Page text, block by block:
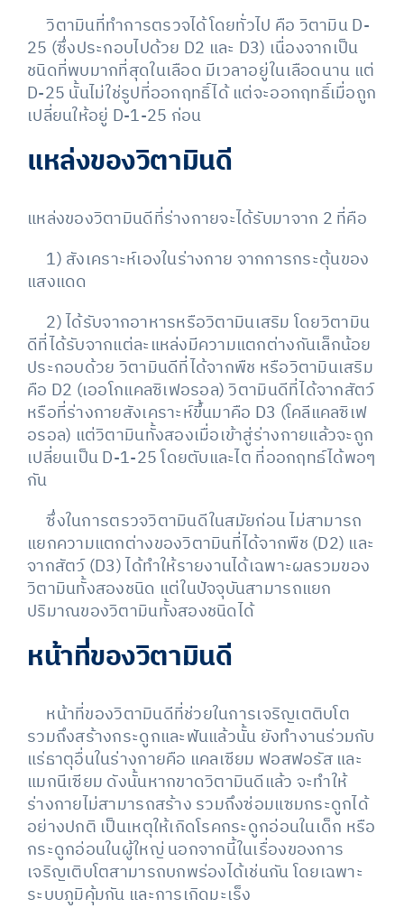
วิตามินที่ทำการตรวจได้โดยทั่วไป คือ วิตามิน D-
25 (ซึ่งประกอบไปด้วย D2 และ D3) เนื่องจากเป็น
ชนิดที่พบมากที่สุดในเลือด มีเวลาอยู่ในเลือดนาน แต่
D-25 นั้นไม่ใช่รูปที่ออกฤทธิ์ได้ แต่จะออกฤทธิ์เมื่อถูก
เปลี่ยนให้อยู่ D-1-25 ก่อน
แหล่งของวิตามินดี
แหล่งของวิตามินดีที่ร่างกายจะได้รับมาจาก 2 ที่คือ
1) สังเคราะห์เองในร่างกาย จากการกระตุ้นของ
แสงแดด
2) ได้รับจากอาหารหรือวิตามินเสริม โดยวิตามิน
ดีที่ได้รับจากแต่ละแหล่งมีความแตกต่างกันเล็กน้อย
ประกอบด้วย วิตามินดีที่ได้จากพืช หรือวิตามินเสริม
คือ D2 (เออโกแคลซิเฟอรอล) วิตามินดีที่ได้จากสัตว์
หรือที่ร่างกายสังเคราะห์ขึ้นมาคือ D3 (โคลีแคลซิเฟ
อรอล) แต่วิตามินทั้งสองเมื่อเข้าสู่ร่างกายแล้วจะถูก
เปลี่ยนเป็น D-1-25 โดยตับและไต ที่ออกฤทธ์ได้พอๆ
กัน
ซึ่งในการตรวจวิตามินดีในสมัยก่อน ไม่สามารถ
แยกความแตกต่างของวิตามินที่ได้จากพืช (D2) และ
จากสัตว์ (D3) ได้ทำให้รายงานได้เฉพาะผลรวมของ
วิตามินทั้งสองชนิด แต่ในปัจจุบันสามารถแยก
ปริมาณของวิตามินทั้งสองชนิดได้
หน้าที่ของวิตามินดี
หน้าที่ของวิตามินดีที่ช่วยในการเจริญเตติบโต
รวมถึงสร้างกระดูกและฟันแล้วนั้น ยังทำงานร่วมกับ
แร่ธาตุอื่นในร่างกายคือ แคลเซียม ฟอสฟอรัส และ
แมกนีเซียม ดังนั้นหากขาดวิตามินดีแล้ว จะทำให้
ร่างกายไม่สามารถสร้าง รวมถึงซ่อมแซมกระดูกได้
อย่างปกติ เป็นเหตุให้เกิดโรคกระดูกอ่อนในเด็ก หรือ
กระดูกอ่อนในผู้ใหญ่ นอกจากนี้ในเรื่องของการ
เจริญเติบโตสามารถบกพร่องได้เช่นกัน โดยเฉพาะ
ระบบภูมิคุ้มกัน และการเกิดมะเร็ง